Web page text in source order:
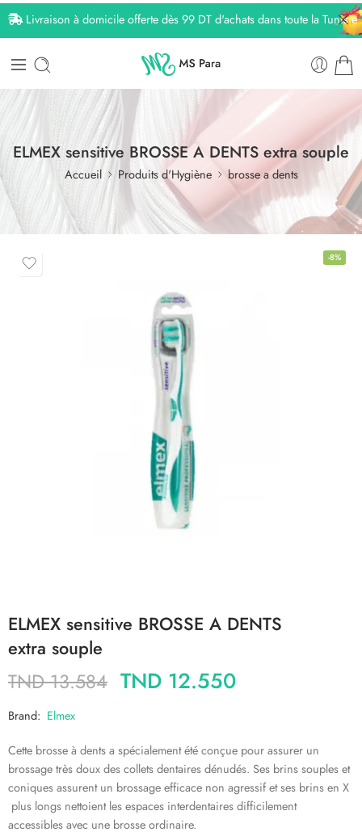
Livraison à domicile offerte dès 99 DT d'achats dans toute la Tunisie
ELMEX sensitive BROSSE A DENTS extra souple
Accueil Produits d'Hygiène brosse a dents
-8%
ELMEX sensitive BROSSE A DENTS
extra souple
TND13.584 TND 12.550
Brand: Elmex
Cette brosse à dents a spécialement été conçue pour assurer un
brossage très doux des collets dentaires dénudés. Ses brins souples et
coniques assurent un brossage efficace non agressif et ses brins en X
plus longs nettoient les espaces interdentaires difficilement
accessibles avec une brosse ordinaire.